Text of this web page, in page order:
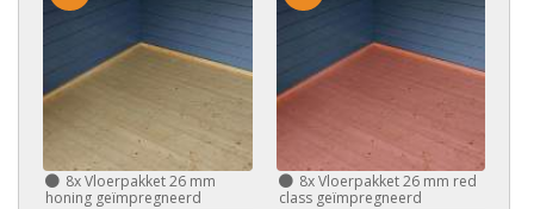
8xVloerpakket 26 mm
honing geïmpregneerd
8xVloerpakket 26 mm red
class geïmpregneerd